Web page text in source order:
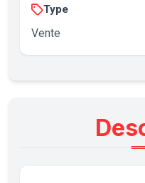
Type
Vente